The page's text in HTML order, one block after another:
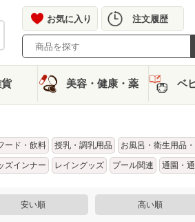
お気に入り 注文履歴
美容・健康・薬 ベ
ード・飲料 授乳・調乳用品 お風呂・衛生用品
ズインナー レイングッズ プール関連 通園・
安い順 高い順